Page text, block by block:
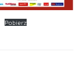
Pobierz